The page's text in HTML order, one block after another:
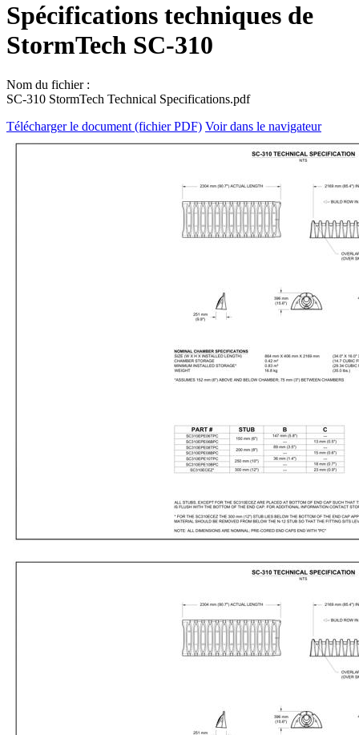
Spécifications techniques de
StormTech SC-310
Nom du fichier :
SC-310 StormTech Technical Specifications.pdf
Télécharger le document (fichier PDF) Voir dans le navigateur